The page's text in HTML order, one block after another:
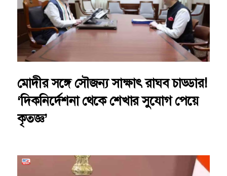
মোদীর সঙ্গে সৌজন্য সাক্ষাৎ রাঘব চাড্ডার!
‘দিকনির্দেশনা থেকে শেখার সুযোগ পেয়ে
কৃতজ্ঞ’